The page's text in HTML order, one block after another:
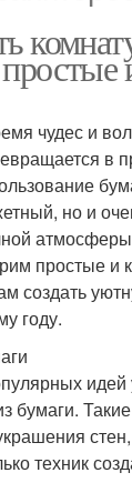
чудес и
в
но и
простые и
создать
году.
идей
бумаги.
техник